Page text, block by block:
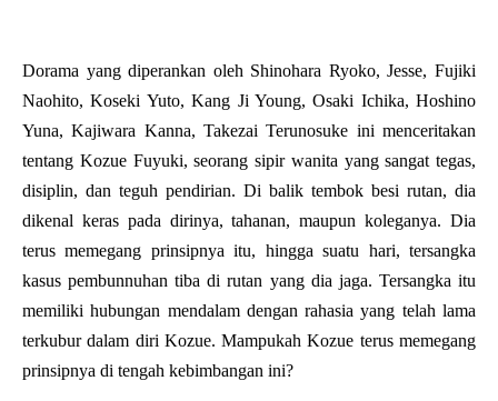
Dorama yang diperankan oleh Shinohara Ryoko, Jesse, Fujiki
Naohito, Koseki Yuto, Kang Ji Young, Osaki Ichika, Hoshino
Yuna, Kajiwara Kanna, Takezai Terunosuke ini menceritakan
tentang Kozue Fuyuki, seorang sipir wanita yang sangat tegas,
disiplin, dan teguh pendirian. Di balik tembok besi rutan, dia
dikenal keras pada dirinya, tahanan, maupun koleganya. Dia
terus memegang prinsipnya itu, hingga suatu hari, tersangka
kasus pembunnuhan tiba di rutan yang dia jaga. Tersangka itu
memiliki hubungan mendalam dengan rahasia yang telah lama
terkubur dalam diri Kozue. Mampukah Kozue terus memegang
prinsipnya di tengah kebimbangan ini?